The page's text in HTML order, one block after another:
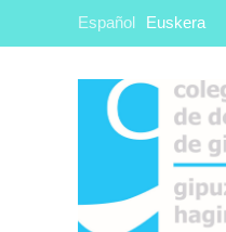
Español Euskera